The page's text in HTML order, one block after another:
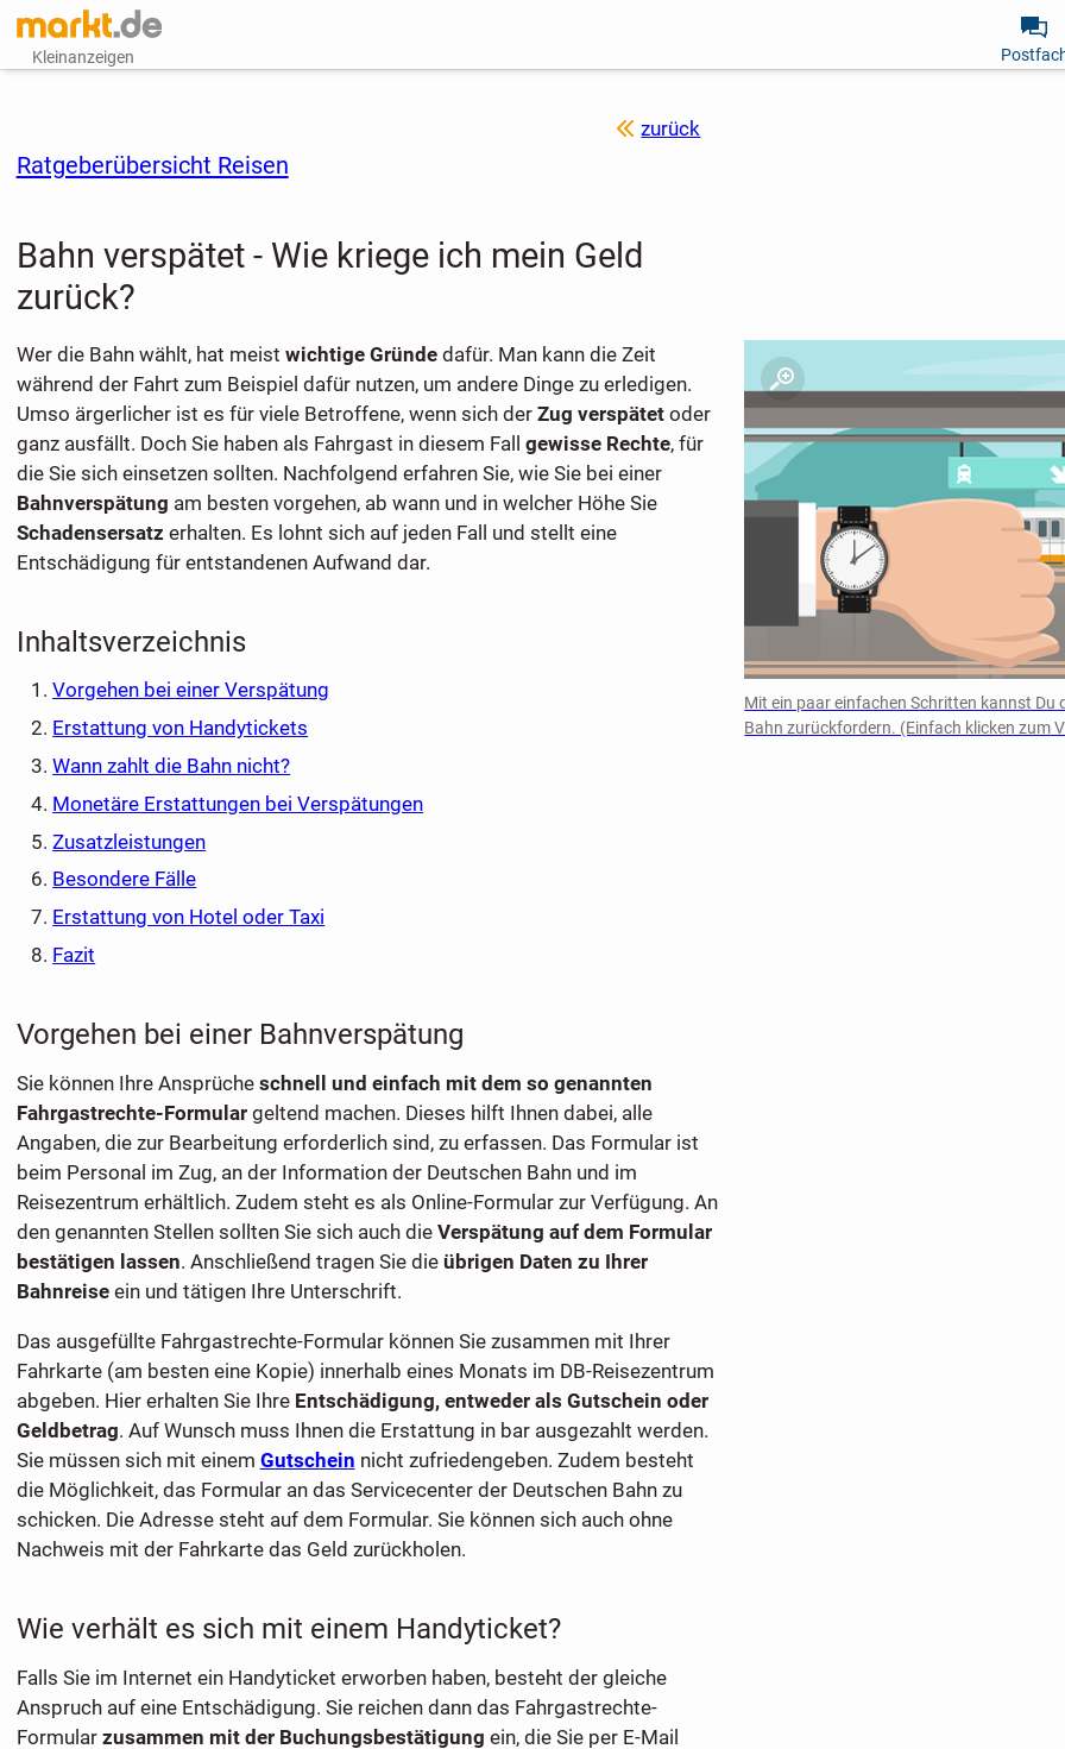
Kleinanzeigen
zurück
Ratgeberübersicht Reisen
Bahn verspätet - Wie kriege ich mein Geld
zurück?
Mit ein paar einfachen Schritten kannst Du
Bahn zurückfordern. (Einfach klicken zum
Wer die Bahn wählt, hat meist wichtige Gründedafür. Man kann die Zeit
während der Fahrt zum Beispiel dafür nutzen, um andere Dinge zu erledigen.
Umso ärgerlicher ist es für viele Betroffene, wenn sich der Zug verspätetoder
ganz ausfällt. Doch Sie haben als Fahrgast in diesem Fall gewisse Rechte, für
die Sie sich einsetzen sollten. Nachfolgend erfahren Sie, wie Sie bei einer
Bahnverspätung am besten vorgehen, ab wann und in welcher Höhe Sie
Schadensersatz erhalten. Es lohnt sich auf jeden Fall und stellt eine
Entschädigung für entstandenen Aufwand dar.
Inhaltsverzeichnis
Vorgehen bei einer Verspätung
Erstattung von Handytickets
Wann zahlt die Bahn nicht?
Monetäre Erstattungen bei Verspätungen
Zusatzleistungen
Besondere Fälle
Erstattung von Hotel oder Taxi
Fazit
Vorgehen bei einer Bahnverspätung
Sie können Ihre Ansprüche schnell und einfach mit dem so genannten
Fahrgastrechte-Formulargeltend machen. Dieses hilft Ihnen dabei, alle
Angaben, die zur Bearbeitung erforderlich sind, zu erfassen. Das Formular ist
beim Personal im Zug, an der Information der Deutschen Bahn und im
Reisezentrum erhältlich. Zudem steht es als Online-Formular zur Verfügung. An
den genannten Stellen sollten Sie sich auch die Verspätung auf dem Formular
bestätigen lassen. Anschließend tragen Sie die übrigen Daten zu Ihrer
Bahnreiseein und tätigen Ihre Unterschrift.
Das ausgefüllte Fahrgastrechte-Formular können Sie zusammen mit Ihrer
Fahrkarte (am besten eine Kopie) innerhalb eines Monats im DB-Reisezentrum
abgeben. Hier erhalten Sie Ihre Entschädigung, entweder als Gutschein oder
Geldbetrag. Auf Wunsch muss Ihnen die Erstattung in bar ausgezahlt werden.
Sie müssen sich mit einem Gutschein nicht zufriedengeben. Zudem besteht
die Möglichkeit, das Formular an das Servicecenter der Deutschen Bahn zu
schicken. Die Adresse steht auf dem Formular. Sie können sich auch ohne
Nachweis mit der Fahrkarte das Geld zurückholen.
Wie verhält es sich mit einem Handyticket?
Falls Sie im Internet ein Handyticket erworben haben, besteht der gleiche
Anspruch auf eine Entschädigung. Sie reichen dann das Fahrgastrechte-
Formular zusammen mit der Buchungsbestätigung ein, die Sie per E-Mail